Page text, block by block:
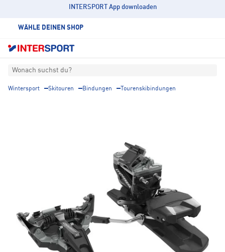
INTERSPORT App downloaden
WÄHLE DEINEN SHOP
Wonach suchst du?
Wintersport Skitouren Bindungen Tourenskibindungen